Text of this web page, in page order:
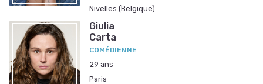
Nivelles (Belgique)
Giulia
Carta
COMÉDIENNE
29 ans
Paris